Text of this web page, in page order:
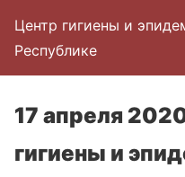
Центр гигиены и
Республике
17 апреля
гигиены и